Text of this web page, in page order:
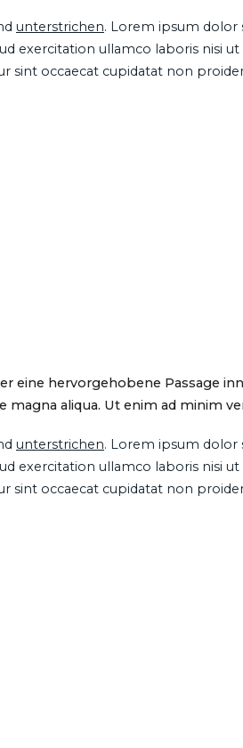
unterstrichen. Lorem ipsum dolor
exercitation ullamco laboris nisi
sint occaecat cupidatat non
eine hervorgehobene Passage
aliqua. Ut enim ad minim
unterstrichen. Lorem ipsum dolor
exercitation ullamco laboris nisi
sint occaecat cupidatat non